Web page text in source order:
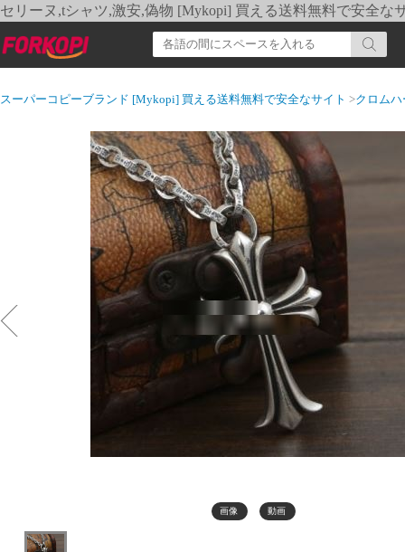
セリーヌ,tシャツ,激安,偽物 [Mykopi] 買える送料無料で安全な
スーパーコピーブランド [Mykopi] 買える送料無料で安全なサイト >クロム
画像 動画